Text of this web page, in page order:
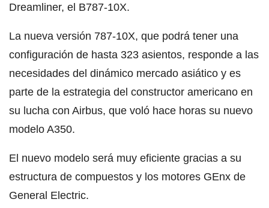
Dreamliner, el B787-10X.
La nueva versión 787-10X, que podrá tener una
configuración de hasta 323 asientos, responde a las
necesidades del dinámico mercado asiático y es
parte de la estrategia del constructor americano en
su lucha con Airbus, que voló hace horas su nuevo
modelo A350.
El nuevo modelo será muy eficiente gracias a su
estructura de compuestos y los motores GEnx de
General Electric.